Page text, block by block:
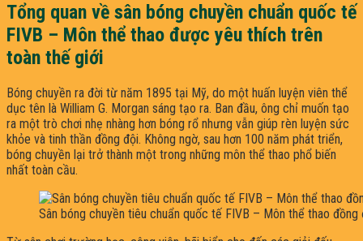
Tổng quan về sân bóng chuyền chuẩn quốc tế
FIVB – Môn thể thao được yêu thích trên
toàn thế giới
Bóng chuyền ra đời từ năm 1895 tại Mỹ, do một huấn luyện viên thể
dục tên là William G. Morgan sáng tạo ra. Ban đầu, ông chỉ muốn tạo
ra một trò chơi nhẹ nhàng hơn bóng rổ nhưng vẫn giúp rèn luyện sức
khỏe và tinh thần đồng đội. Không ngờ, sau hơn 100 năm phát triển,
bóng chuyền lại trở thành một trong những môn thể thao phổ biến
nhất toàn cầu.
Sân bóng chuyền tiêu chuẩn quốc tế FIVB – Môn thể thao đồng